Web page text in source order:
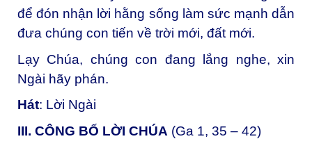
để đón nhận lời hằng sống làm sức mạnh dẫn
đưa chúng con tiến về trời mới, đất mới.
Lạy Chúa, chúng con đang lắng nghe, xin
Ngài hãy phán.
Hát: Lời Ngài
III. CÔNG BỐ LỜI CHÚA (Ga 1, 35 – 42)